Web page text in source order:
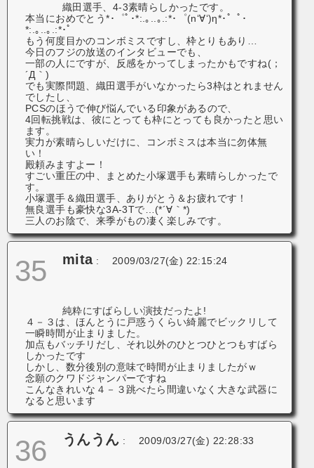
織田選手、4-3素晴らしかったです。
本当におめでとう*･゜ﾟ･*:.｡..｡.:*･゜(n‘∀‘)η*･゜ﾟ･
*:.｡..｡.:*･゜
もう何度目かのコンボミスですし、枠とりもあり…
今日のフジの放送のインタビューでも、
一部の人にですが、反感をかってしまったかもですね(；
´Д｀)
でも実際問題、織田選手がいなかったら3枠はとれません
でしたし、
PCSのほうで伸び悩んでいる印象があるので、
4回転挑戦は、彼にとっても枠にとっても良かったと思い
ます。
実力が素晴らしいだけに、コンボミスは本当に勿体無
い！
殿頼みますよー！
すごい重圧の中、まとめた小塚選手も素晴らしかったで
す。
小塚選手＆織田選手、ありがとう＆お疲れです！
無良選手も豪快な3A-3Tで…(*´∀｀*)
三人のお陰で、来季がもの凄く楽しみです。
35 mita: 2009/03/27(金) 22:15:24
純粋にすばらしい演技だったよ!
４－３は、ほんとうに戸惑うくらい綺麗でビックリして
一瞬時間が止まりました。
加点もバッチリだし、それ以外のひとつひとつもすばら
しかったです
しかし、数分後別の意味で時間が止まりましたがｗ
念願のクワドジャンパーですね
こんなきれいな４－３跳べたら間違いなく大きな武器に
なると思います
36 うんうん : 2009/03/27(金) 22:28:33